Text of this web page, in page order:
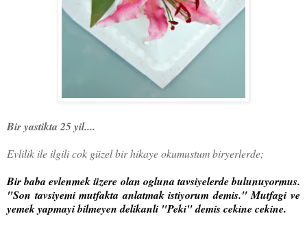
Bir yastikta 25 yil....
Evlilik ile ilgili cok güzel bir hikaye okumustum biryerlerde;
Bir baba evlenmek üzere olan ogluna tavsiyelerde bulunuyormus.
"Son tavsiyemi mutfakta anlatmak istiyorum demis." Mutfagi ve
yemek yapmayi bilmeyen delikanli "Peki" demis cekine cekine.